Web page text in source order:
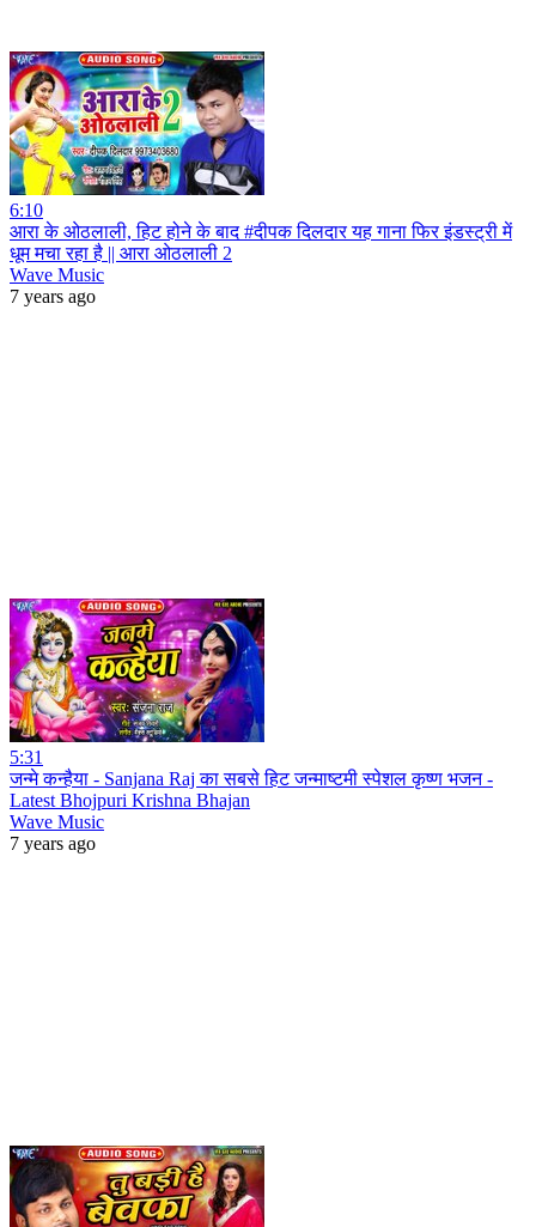
6:10
आरा के ओठलाली, हिट होने के बाद #दीपक दिलदार यह गाना फिर इंडस्ट्री में
धूम मचा रहा है || आरा ओठलाली 2
Wave Music
7 years ago
5:31
जन्मे कन्हैया - Sanjana Raj का सबसे हिट जन्माष्टमी स्पेशल कृष्ण भजन -
Latest Bhojpuri Krishna Bhajan
Wave Music
7 years ago